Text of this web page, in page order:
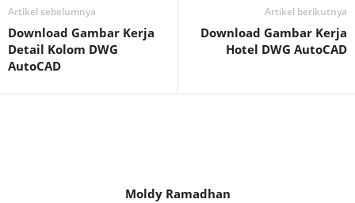
Artikel sebelumnya
Download Gambar Kerja
Detail Kolom DWG
AutoCAD
Artikel berikutnya
Download Gambar Kerja
Hotel DWG AutoCAD
Moldy Ramadhan